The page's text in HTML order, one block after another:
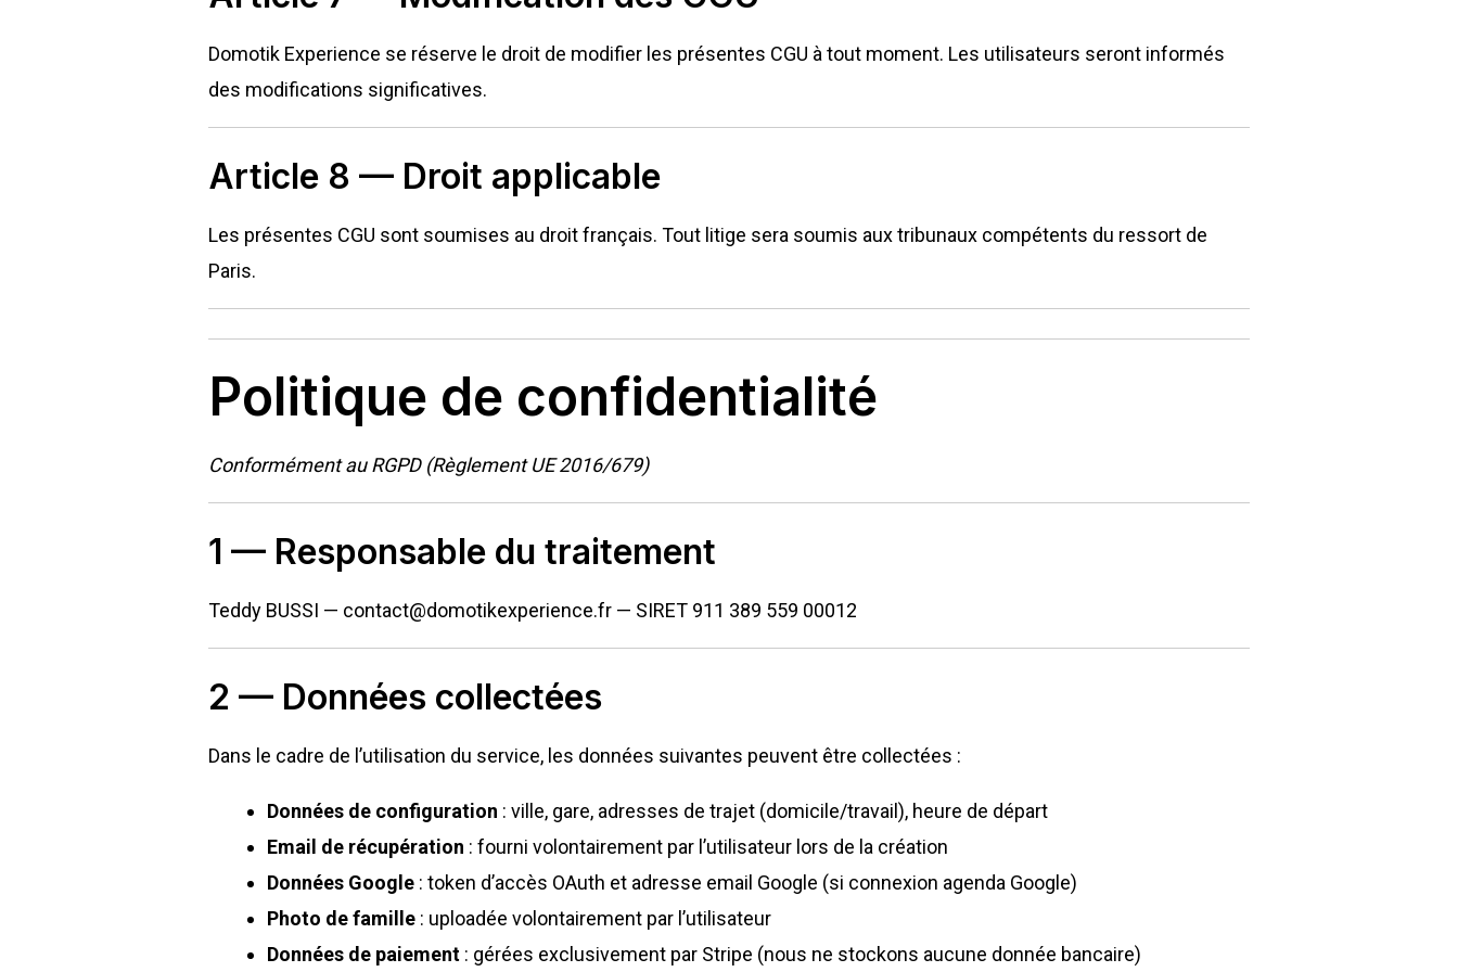
Domotik Experience se réserve le droit de modifier les présentes CGU à tout moment. Les utilisateurs seront informés
des modifications significatives.
Article 8 — Droit applicable
Les présentes CGU sont soumises au droit français. Tout litige sera soumis aux tribunaux compétents du ressort de
Paris.
Politique de confidentialité
Conformément au RGPD (Règlement UE 2016/679)
1 — Responsable du traitement
Teddy BUSSI — contact@domotikexperience.fr — SIRET 911 389 559 00012
2 — Données collectées
Dans le cadre de l’utilisation du service, les données suivantes peuvent être collectées :
Données de configuration : ville, gare, adresses de trajet (domicile/travail), heure de départ
Email de récupération : fourni volontairement par l’utilisateur lors de la création
Données Google : token d’accès OAuth et adresse email Google (si connexion agenda Google)
Photo de famille : uploadée volontairement par l’utilisateur
Données de paiement : gérées exclusivement par Stripe (nous ne stockons aucune donnée bancaire)